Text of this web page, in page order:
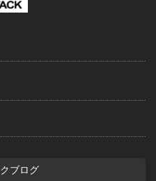
ブログ